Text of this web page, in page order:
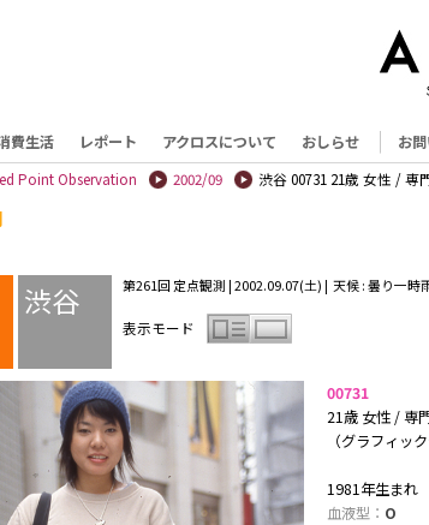
費生活 レポート アクロスについて おしらせ お
Point Observation 2002/09 渋谷 00731 21歳 女性 / 専
渋谷 第261回 定点観測 | 2002.09.07(土) | 天候 : 曇り一
表示モード
00731
21歳 女性 / 専
（グラフィッ
1981年生まれ
血液型： O